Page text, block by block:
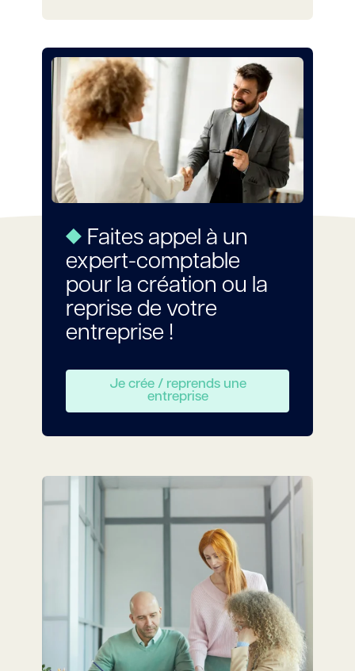
Faites appel à un
expert-comptable
pour la création ou la
reprise de votre
entreprise !
Je crée / reprends une
entreprise